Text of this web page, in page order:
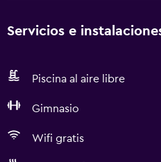
Servicios e
Piscina al aire libre
Gimnasio
Wifi gratis